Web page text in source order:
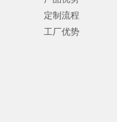
定制流程
工厂优势